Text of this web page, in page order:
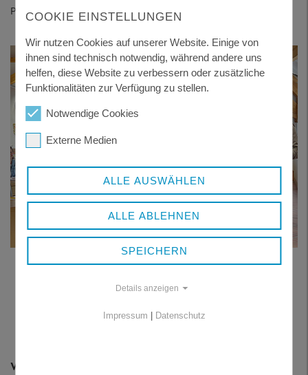
Präventionsarbeit im Landkreis ist gefallen.
(v.l.): Christopher Kessel und René Kurtz geben gemeinsam mit den
Foto: Landratsamt Freyung-Grafenau.
Weitere Themen
COOKIE EINSTELLUNGEN
Wir nutzen Cookies auf unserer Website. Einige von
ihnen sind technisch notwendig, während andere uns
helfen, diese Website zu verbessern oder zusätzliche
Funktionalitäten zur Verfügung zu stellen.
Notwendige Cookies
Externe Medien
ALLE AUSWÄHLEN
ALLE ABLEHNEN
SPEICHERN
Details anzeigen
Impressum Datenschutz